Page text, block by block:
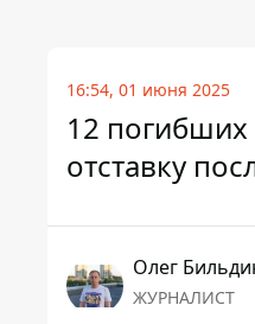
16:54, 01 июня 2025
12
отставку
Олег
ЖУРНАЛИСТ